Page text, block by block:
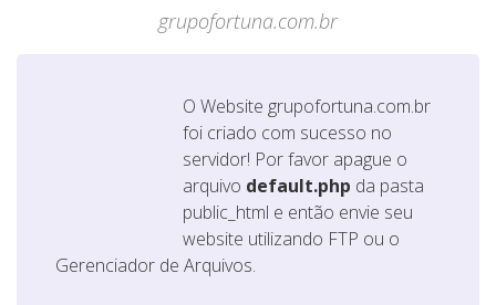
grupofortuna.com.br
O Website grupofortuna.com.br
foi criado com sucesso no
servidor! Por favor apague o
arquivo default.php da pasta
public_html e então envie seu
website utilizando FTP ou o
Gerenciador de Arquivos.